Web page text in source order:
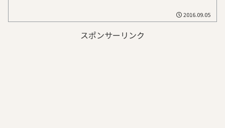
2016.09.05
スポンサーリンク